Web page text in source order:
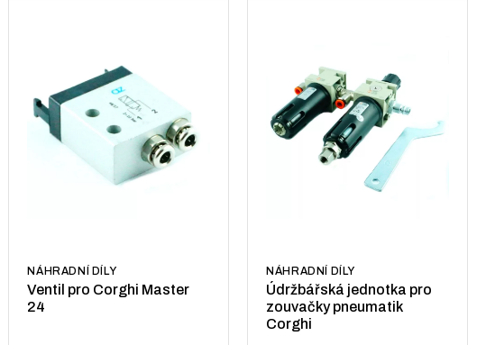
NÁHRADNÍ DÍLY
Ventil pro Corghi Master
24
NÁHRADNÍ DÍLY
Údržbářská jednotka pro
zouvačky pneumatik
Corghi